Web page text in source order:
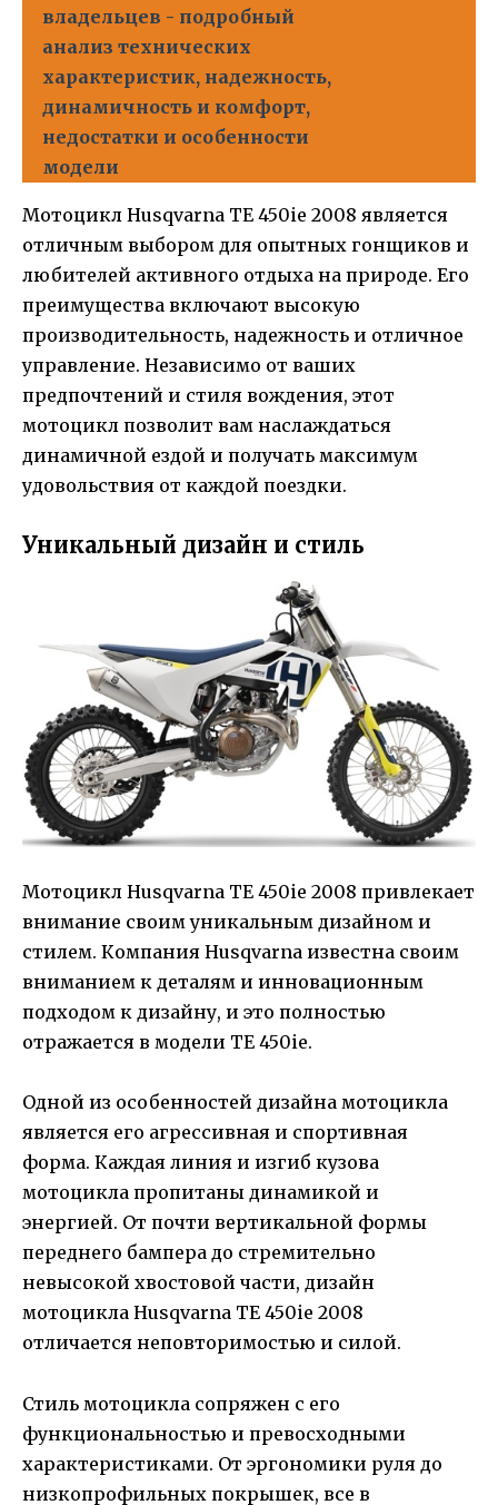
владельцев - подробный
анализ технических
характеристик, надежность,
динамичность и комфорт,
недостатки и особенности
модели
Мотоцикл Husqvarna TE 450ie 2008 является
отличным выбором для опытных гонщиков и
любителей активного отдыха на природе. Его
преимущества включают высокую
производительность, надежность и отличное
управление. Независимо от ваших
предпочтений и стиля вождения, этот
мотоцикл позволит вам наслаждаться
динамичной ездой и получать максимум
удовольствия от каждой поездки.
Уникальный дизайн и стиль
Мотоцикл Husqvarna TE 450ie 2008 привлекает
внимание своим уникальным дизайном и
стилем. Компания Husqvarna известна своим
вниманием к деталям и инновационным
подходом к дизайну, и это полностью
отражается в модели TE 450ie.
Одной из особенностей дизайна мотоцикла
является его агрессивная и спортивная
форма. Каждая линия и изгиб кузова
мотоцикла пропитаны динамикой и
энергией. От почти вертикальной формы
переднего бампера до стремительно
невысокой хвостовой части, дизайн
мотоцикла Husqvarna TE 450ie 2008
отличается неповторимостью и силой.
Стиль мотоцикла сопряжен с его
функциональностью и превосходными
характеристиками. От эргономики руля до
низкопрофильных покрышек, все в